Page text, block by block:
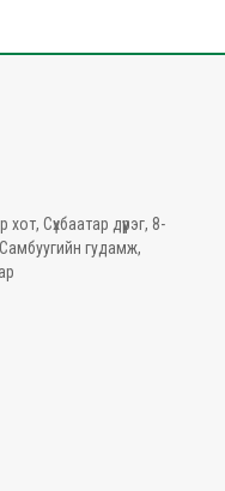
Сүхбаатар дүүрэг, 8-
гудамж,